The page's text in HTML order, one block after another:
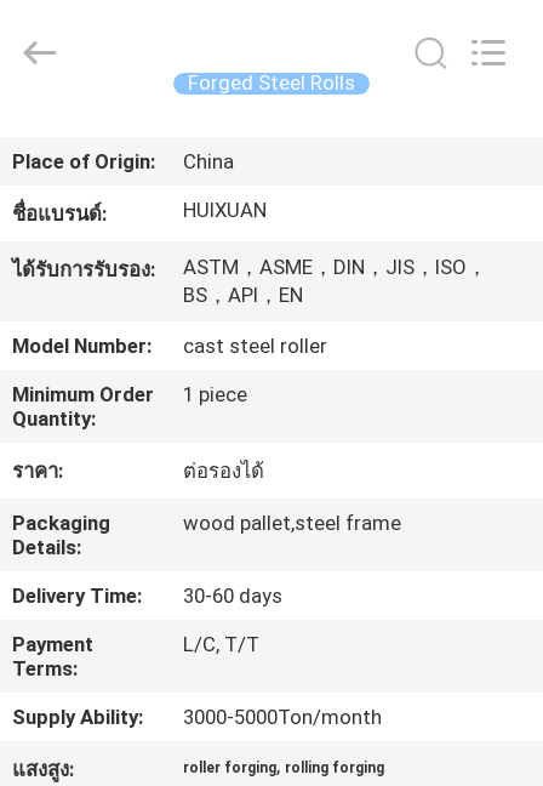
สินค้า
เกี่ยว
กับ
เรา
ทัวร์
โรงงาน
ควบคุม
XUAN
NEW
Forged Steel Rolls
Place of Origin: China
ชื่อแบรนด์: HUIXUAN
ได้รับการรับรอง:
ASTM，ASME，DIN，JIS，ISO，
BS，API，EN
Model Number:
cast steel roller
Minimum Order
Quantity:
1 piece
ราคา: ต่อรองได้
Packaging
Details:
wood pallet,steel frame
Delivery Time:
30-60 days
Payment
Terms:
L/C, T/T
Supply Ability: 3000-5000Ton/month
แสงสูง: roller forging, rolling forging